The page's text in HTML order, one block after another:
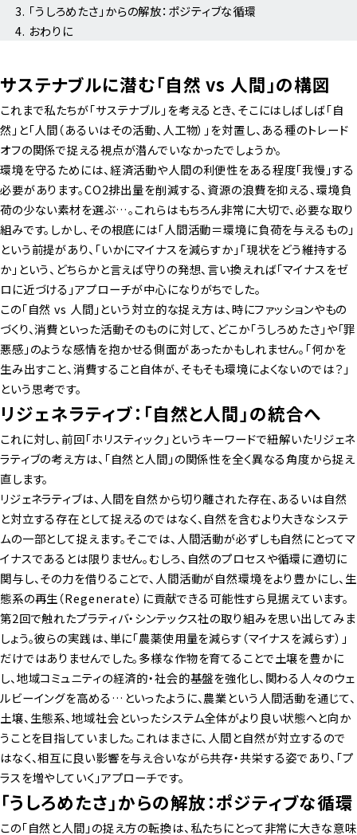
「うしろめたさ」からの解放：ポジティブな循環
おわりに
サステナブルに潜む「自然 vs 人間」の構図
これまで私たちが「サステナブル」を考えるとき、そこにはしばしば「自
然」と「人間（あるいはその活動、人工物）」を対置し、ある種のトレード
オフの関係で捉える視点が潜んでいなかったでしょうか。
環境を守るためには、経済活動や人間の利便性をある程度「我慢」する
必要があります。CO2排出量を削減する、資源の浪費を抑える、環境負
荷の少ない素材を選ぶ…。これらはもちろん非常に大切で、必要な取り
組みです。しかし、その根底には「人間活動＝環境に負荷を与えるもの」
という前提があり、「いかにマイナスを減らすか」「現状をどう維持する
か」という、どちらかと言えば守りの発想、言い換えれば「マイナスをゼ
ロに近づける」アプローチが中心になりがちでした。
この「自然 vs 人間」という対立的な捉え方は、時にファッションやもの
づくり、消費といった活動そのものに対して、どこか「うしろめたさ」や「罪
悪感」のような感情を抱かせる側面があったかもしれません。「何かを
生み出すこと、消費すること自体が、そもそも環境によくないのでは？」
という思考です。
リジェネラティブ：「自然と人間」の統合へ
これに対し、前回「ホリスティック」というキーワードで紐解いたリジェネ
ラティブの考え方は、「自然と人間」の関係性を全く異なる角度から捉え
直します。
リジェネラティブは、人間を自然から切り離された存在、あるいは自然
と対立する存在として捉えるのではなく、自然を含むより大きなシステ
ムの一部として捉えます。そこでは、人間活動が必ずしも自然にとってマ
イナスであるとは限りません。むしろ、自然のプロセスや循環に適切に
関与し、その力を借りることで、人間活動が自然環境をより豊かにし、生
態系の再生（Regenerate）に貢献できる可能性すら見据えています。
第2回で触れたプラティバ・シンテックス社の取り組みを思い出してみま
しょう。彼らの実践は、単に「農薬使用量を減らす（マイナスを減らす）」
だけではありませんでした。多様な作物を育てることで土壌を豊かに
し、地域コミュニティの経済的・社会的基盤を強化し、関わる人々のウェ
ルビーイングを高める…といったように、農業という人間活動を通じて、
土壌、生態系、地域社会といったシステム全体がより良い状態へと向か
うことを目指していました。これはまさに、人間と自然が対立するので
はなく、相互に良い影響を与え合いながら共存・共栄する姿であり、「プ
ラスを増やしていく」アプローチです。
「うしろめたさ」からの解放：ポジティブな循環
この「自然と人間」の捉え方の転換は、私たちにとって非常に大きな意味